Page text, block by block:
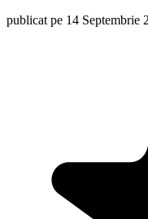
publicat pe 14 Septembrie